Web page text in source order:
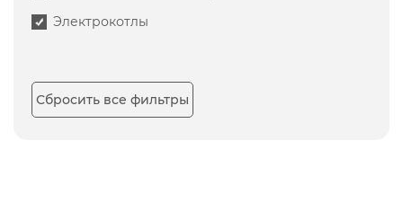
Электрокотлы
Сбросить все фильтры